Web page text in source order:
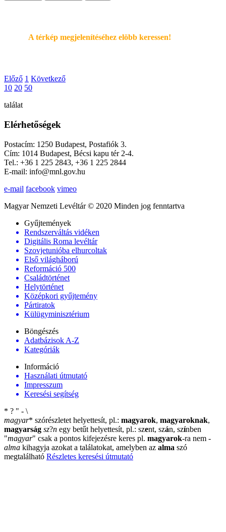
A térkép megjelenítéséhez elöbb keressen!
Előző 1 Következő
10 20 50
találat
Elérhetőségek
Postacím: 1250 Budapest, Postafiók 3.
Cím: 1014 Budapest, Bécsi kapu tér 2-4.
Tel.: +36 1 225 2843, +36 1 225 2844
E-mail: info@mnl.gov.hu
e-mail facebook vimeo
Magyar Nemzeti Levéltár © 2020 Minden jog fenntartva
Gyűjtemények
Rendszerváltás vidéken
Digitális Roma levéltár
Szovjetunióba elhurcoltak
Első világháború
Reformáció 500
Családtörténet
Helytörténet
Középkori gyűjtemény
Pártiratok
Külügyminisztérium
Böngészés
Adatbázisok A-Z
Kategóriák
Információ
Használati útmutató
Impresszum
Keresési segítség
* ? " - \
magyar* szórészletet helyettesít, pl.: magyarok, magyaroknak,
magyarság sz?n egy betűt helyettesít, pl.: szent, szán, színben
"magyar" csak a pontos kifejezésre keres pl. magyarok-ra nem -
alma kihagyja azokat a találatokat, amelyben az alma szó
megtalálható Részletes keresési útmutató